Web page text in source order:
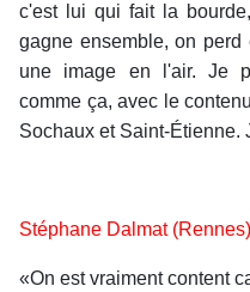
c'est lui qui fait la
gagne ensemble, on
une image en l'air. Je
comme ça, avec le
Sochaux et Saint-Étienne.
Stéphane Dalmat
«On est vraiment content